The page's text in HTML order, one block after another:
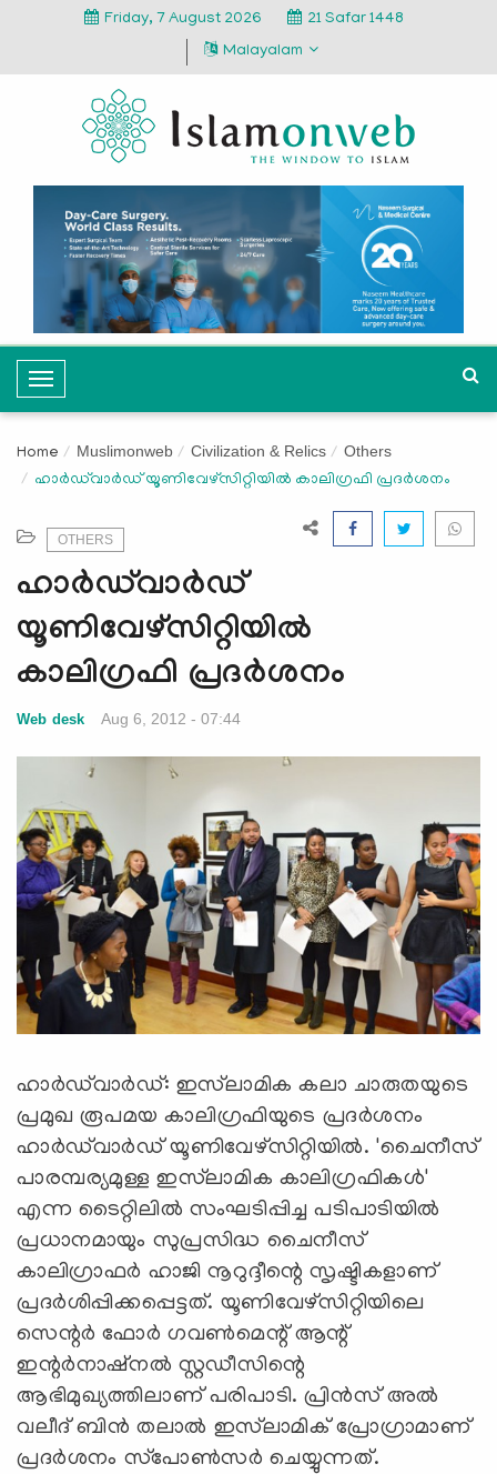
Friday, 7 August 2026
21 Safar 1448
Malayalam
T
o
g
l
a
v
i
g
a
i
o
Home Muslimonweb Civilization & Relics Others
ഹാര്‍ഡ്‌വാര്‍ഡ് യൂണിവേഴ്‌സിറ്റിയില്‍ കാലിഗ്രഫി പ്രദര്‍ശനം
OTHERS
ഹാര്‍ഡ്‌വാര്‍ഡ്
യൂണിവേഴ്‌സിറ്റിയില്‍
കാലിഗ്രഫി പ്രദര്‍ശനം
Web desk Aug 6, 2012 - 07:44
ഹാര്‍ഡ്‌വാര്‍ഡ്: ഇസ്‌ലാമിക കലാ ചാരുതയുടെ
പ്രമുഖ രൂപമയ കാലിഗ്രഫിയുടെ പ്രദര്‍ശനം
ഹാര്‍ഡ്‌വാര്‍ഡ് യൂണിവേഴ്‌സിറ്റിയില്‍. 'ചൈനീസ്
പാരമ്പര്യമുള്ള ഇസ്‌ലാമിക കാലിഗ്രഫികള്‍'
എന്ന ടൈറ്റിലില്‍ സംഘടിപ്പിച്ച പടിപാടിയില്‍
പ്രധാനമായും സുപ്രസിദ്ധ ചൈനീസ്
കാലിഗ്രാഫര്‍ ഹാജി നൂറുദ്ദീന്റെ സൃഷ്ടികളാണ്
പ്രദര്‍ശിപ്പിക്കപ്പെട്ടത്. യൂണിവേഴ്‌സിറ്റിയിലെ
സെന്റര്‍ ഫോര്‍ ഗവണ്‍മെന്റ് ആന്റ്
ഇന്റര്‍നാഷ്‌നല്‍ സ്റ്റഡീസിന്റെ
ആഭിമുഖ്യത്തിലാണ് പരിപാടി. പ്രിന്‍സ് അല്‍
വലീദ് ബിന്‍ തലാല്‍ ഇസ്‌ലാമിക് പ്രോഗ്രാമാണ്
പ്രദര്‍ശനം സ്‌പോണ്‍സര്‍ ചെയ്യുന്നത്.